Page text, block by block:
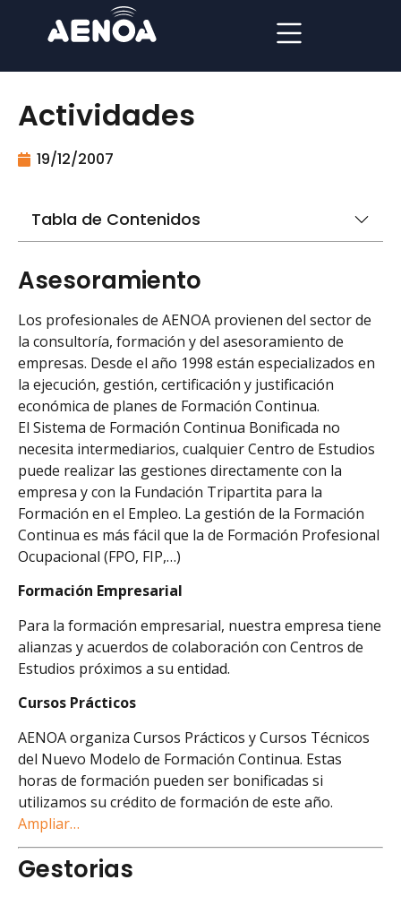
Actividades
19/12/2007
Tabla de Contenidos
Asesoramiento
Los profesionales de AENOA provienen del sector de
la consultorí­a, formación y del asesoramiento de
empresas. Desde el año 1998 están especializados en
la ejecución, gestión, certificación y justificación
económica de planes de Formación Continua.
El Sistema de Formación Continua Bonificada no
necesita intermediarios, cualquier Centro de Estudios
puede realizar las gestiones directamente con la
empresa y con la Fundación Tripartita para la
Formación en el Empleo. La gestión de la Formación
Continua es más fácil que la de Formación Profesional
Ocupacional (FPO, FIP,…)
Formación Empresarial
Para la formación empresarial, nuestra empresa tiene
alianzas y acuerdos de colaboración con Centros de
Estudios próximos a su entidad.
Cursos Prácticos
AENOA organiza Cursos Prácticos y Cursos Técnicos
del Nuevo Modelo de Formación Continua. Estas
horas de formación pueden ser bonificadas si
utilizamos su crédito de formación de este año.
Ampliar…
Gestorias